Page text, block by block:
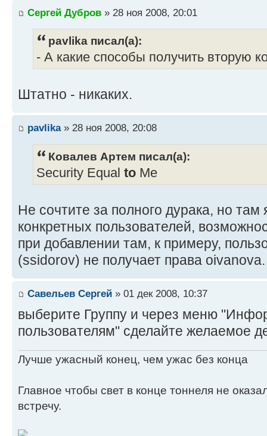
Сергей Дубров » 28 ноя 2008, 20:01
pavlika писал(а):
- А какие способы получить вторую
Штатно - никаких.
pavlika» 28 ноя 2008, 20:08
Ковалев Артем писал(а):
Security Equal to Me
Не сочтите за полного дурака, но там
конкретных пользователей,
при добавлении там, к примеру,
(ssidorov) не получает права oivanova.
Савельев Сергей » 01 дек 2008, 10:37
выберите Группу и через меню
пользователям" сделайте желаемое
Лучше ужасный конец, чем ужас без конца
Главное чтобы свет в конце тоннеля не
встречу.